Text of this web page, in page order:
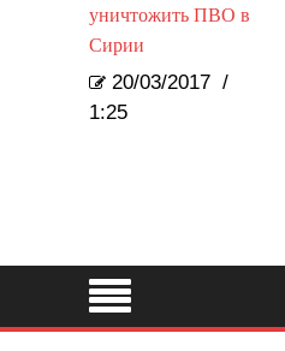
уничтожить ПВО в
Сирии
20/03/2017 /
1:25